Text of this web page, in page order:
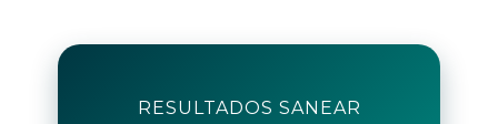
RESULTADOS SANEAR